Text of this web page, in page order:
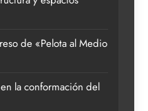
de «Pelota al Medio
la conformación del